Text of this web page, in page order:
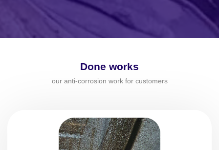
Done works
our anti-corrosion work for customers